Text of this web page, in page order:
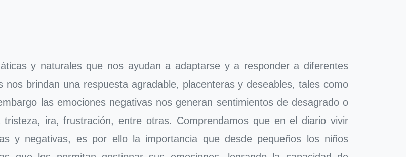
y naturales que nos ayudan a adaptarse y a responder a diferentes
brindan una respuesta agradable, placenteras y deseables, tales como
las emociones negativas nos generan sentimientos de desagrado o
ira, frustración, entre otras. Comprendamos que en el diario vivir
y negativas, es por ello la importancia que desde pequeños los niños